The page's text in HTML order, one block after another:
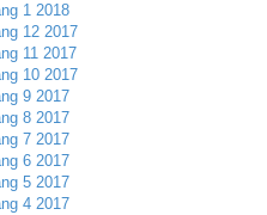
1 2018
12 2017
11 2017
10 2017
9 2017
8 2017
7 2017
6 2017
5 2017
4 2017